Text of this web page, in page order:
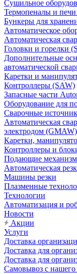
Сушильное
Термопеналы и печи
Бункеры для
Автоматическое
Автоматическая
Головки и горелки
Дополнительные
автоматической
Каретки и
Контроллеры (SAW)
Запасные части
Оборудование для
Сварочные
Автоматическая
электродом (GMAW)
Каретки,
Контроллеры и
Подающие
Автоматическая
Машины резки
Плазменные
Технологии
Автоматизация и
Новости
Акции
Услуги
Доставка
Доставка для
Доставка для
Самовывоз с нашего